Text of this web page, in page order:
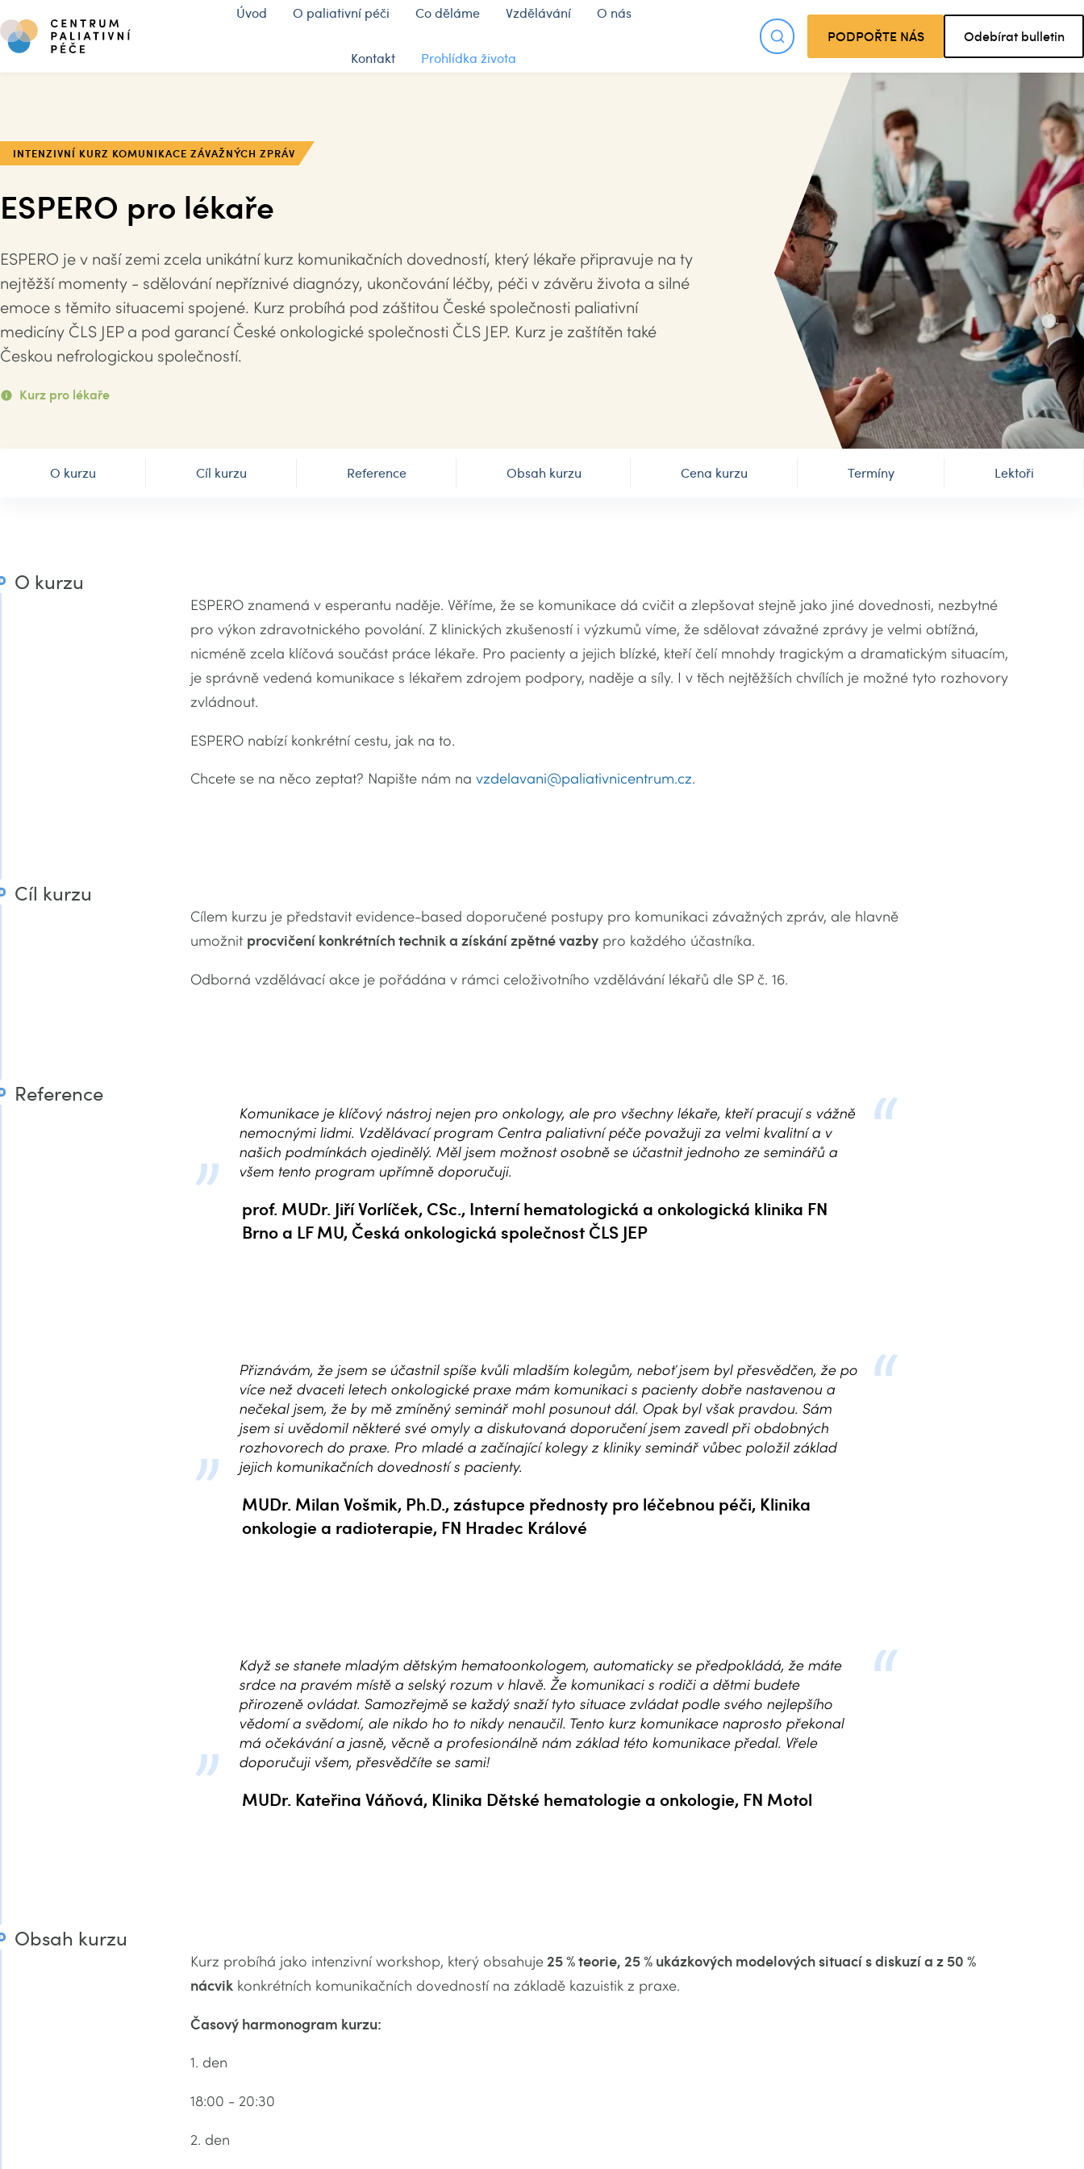
Úvod O paliativní péči Co děláme Vzdělávání O nás
Kontakt Prohlídka života
PODPOŘTE NÁS Odebírat bulletin
INTENZIVNÍ KURZ KOMUNIKACE ZÁVAŽNÝCH ZPRÁV
ESPERO pro lékaře
ESPERO je v naší zemi zcela unikátní kurz komunikačních dovedností, který lékaře připravuje na ty
nejtěžší momenty - sdělování nepříznivé diagnózy, ukončování léčby, péči v závěru života a silné
emoce s těmito situacemi spojené. Kurz probíhá pod záštitou České společnosti paliativní
medicíny ČLS JEP a pod garancí České onkologické společnosti ČLS JEP. Kurz je zaštítěn také
Českou nefrologickou společností.
Kurz pro lékaře
O kurzu Cíl kurzu Reference Obsah kurzu Cena kurzu Termíny Lektoři
O kurzu
ESPERO znamená v esperantu naděje. Věříme, že se komunikace dá cvičit a zlepšovat stejně jako jiné dovednosti, nezbytné
pro výkon zdravotnického povolání. Z klinických zkušeností i výzkumů víme, že sdělovat závažné zprávy je velmi obtížná,
nicméně zcela klíčová součást práce lékaře. Pro pacienty a jejich blízké, kteří čelí mnohdy tragickým a dramatickým situacím,
je správně vedená komunikace s lékařem zdrojem podpory, naděje a síly. I v těch nejtěžších chvílích je možné tyto rozhovory
zvládnout.
ESPERO nabízí konkrétní cestu, jak na to.
Chcete se na něco zeptat? Napište nám na vzdelavani@paliativnicentrum.cz.
Cíl kurzu
Cílem kurzu je představit evidence-based doporučené postupy pro komunikaci závažných zpráv, ale hlavně
umožnit procvičení konkrétních technik a získání zpětné vazbypro každého účastníka.
Odborná vzdělávací akce je pořádána v rámci celoživotního vzdělávání lékařů dle SP č. 16.
Reference
Komunikace je klíčový nástroj nejen pro onkology, ale pro všechny lékaře, kteří pracují s vážně
nemocnými lidmi. Vzdělávací program Centra paliativní péče považuji za velmi kvalitní a v
našich podmínkách ojedinělý. Měl jsem možnost osobně se účastnit jednoho ze seminářů a
všem tento program upřímně doporučuji.
prof. MUDr. Jiří Vorlíček, CSc., Interní hematologická a onkologická klinika FN
Brno a LF MU, Česká onkologická společnost ČLS JEP
Přiznávám, že jsem se účastnil spíše kvůli mladším kolegům, neboť jsem byl přesvědčen, že po
více než dvaceti letech onkologické praxe mám komunikaci s pacienty dobře nastavenou a
nečekal jsem, že by mě zmíněný seminář mohl posunout dál. Opak byl však pravdou. Sám
jsem si uvědomil některé své omyly a diskutovaná doporučení jsem zavedl při obdobných
rozhovorech do praxe. Pro mladé a začínající kolegy z kliniky seminář vůbec položil základ
jejich komunikačních dovedností s pacienty.
MUDr. Milan Vošmik, Ph.D., zástupce přednosty pro léčebnou péči, Klinika
onkologie a radioterapie, FN Hradec Králové
Když se stanete mladým dětským hematoonkologem, automaticky se předpokládá, že máte
srdce na pravém místě a selský rozum v hlavě. Že komunikaci s rodiči a dětmi budete
přirozeně ovládat. Samozřejmě se každý snaží tyto situace zvládat podle svého nejlepšího
vědomí a svědomí, ale nikdo ho to nikdy nenaučil. Tento kurz komunikace naprosto překonal
má očekávání a jasně, věcně a profesionálně nám základ této komunikace předal. Vřele
doporučuji všem, přesvědčíte se sami!
MUDr. Kateřina Váňová, Klinika Dětské hematologie a onkologie, FN Motol
Obsah kurzu
Kurz probíhá jako intenzivní workshop, který obsahuje25 % teorie, 25 % ukázkových modelových situací s diskuzí a z 50 %
nácvikkonkrétních komunikačních dovedností na základě kazuistik z praxe.
Časový harmonogram kurzu:
1. den
18:00 - 20:30
2. den